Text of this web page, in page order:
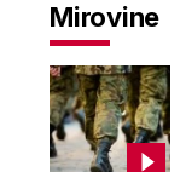
Mirovine